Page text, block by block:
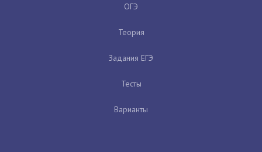
ОГЭ
Теория
Задания ЕГЭ
Тесты
Варианты